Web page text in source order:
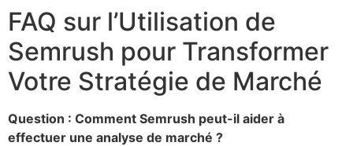
FAQ sur l’Utilisation de
Semrush pour Transformer
Votre Stratégie de Marché
Question : Comment Semrush peut-il aider à
effectuer une analyse de marché ?